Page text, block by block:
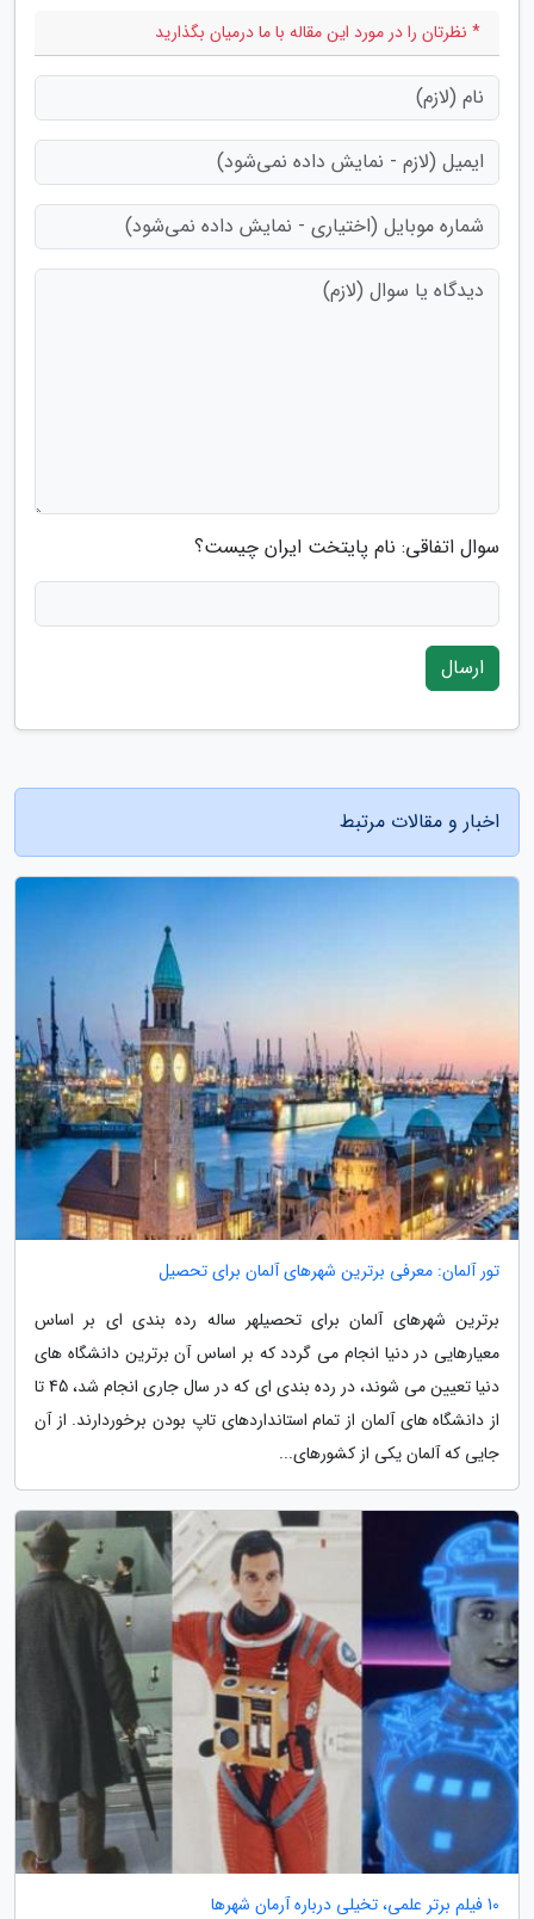
* نظرتان را در مورد این مقاله با ما درمیان بگذارید
سوال اتفاقی: نام پایتخت ایران چیست؟
ارسال
اخبار و مقالات مرتبط
تور آلمان: معرفی برترین شهرهای آلمان برای تحصیل
برترین شهرهای آلمان برای تحصیلهر ساله رده بندی ای بر اساس
معیارهایی در دنیا انجام می گردد که بر اساس آن برترین دانشگاه های
دنیا تعیین می شوند، در رده بندی ای که در سال جاری انجام شد، 45 تا
از دانشگاه های آلمان از تمام استانداردهای تاپ بودن برخوردارند. از آن
جایی که آلمان یکی از کشورهای...
10 فیلم برتر علمی، تخیلی درباره آرمان شهرها